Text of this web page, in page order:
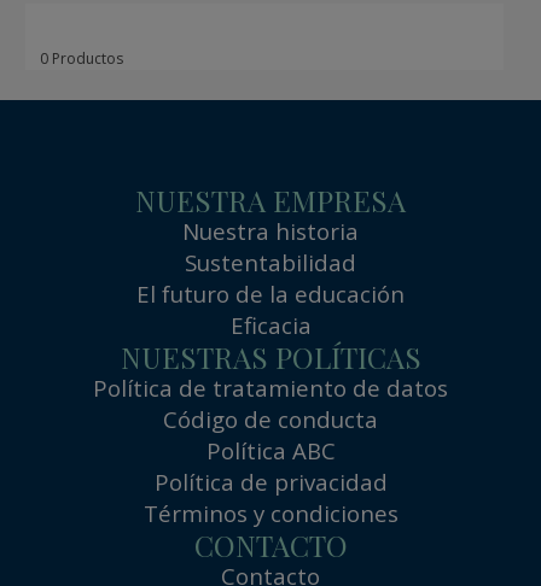
0 Productos
NUESTRA EMPRESA
Nuestra historia
Sustentabilidad
El futuro de la educación
Eficacia
NUESTRAS POLÍTICAS
Política de tratamiento de datos
Código de conducta
Política ABC
Política de privacidad
Términos y condiciones
CONTACTO
Contacto